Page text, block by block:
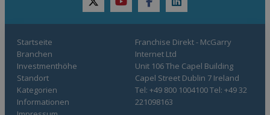
twitteryoutubefacebooklinkedin
Startseite
Branchen
Investmenthöhe
Standort
Kategorien
Informationen
Franchise Direkt - McGarry
Internet Ltd
Unit 106 The Capel Building
Capel Street Dublin 7 Ireland
Tel: +49 800 1004100 Tel: +49 32
221098163